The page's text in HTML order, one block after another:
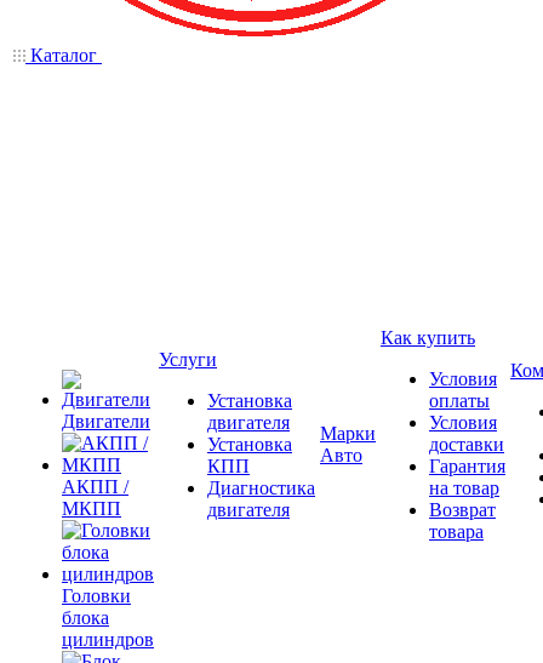
Каталог
Двигатели
АКПП /
МКПП
Головки
блока
цилиндров
Услуги
Установка
двигателя
Установка
КПП
Диагностика
двигателя
Марки
Авто
Как купить
Условия
оплаты
Условия
доставки
Гарантия
на товар
Возврат
товара